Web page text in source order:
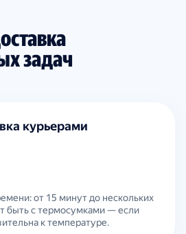
задач
курьерами
от 15 минут до нескольких
быть с термосумками — если
к температуре.